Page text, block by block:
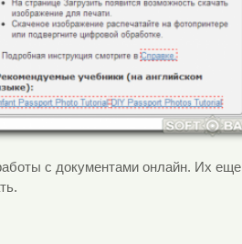
с документами онлайн. Их еще